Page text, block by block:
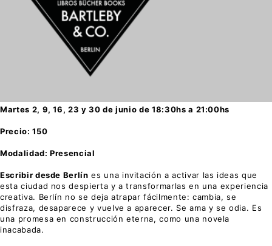
Martes 2, 9, 16, 23 y 30 de junio de 18:30hs a 21:00hs
Precio:150
Modalidad: Presencial
Escribir desde Berlín es una invitación a activar las ideas que
esta ciudad nos despierta y a transformarlas en una experiencia
creativa. Berlín no se deja atrapar fácilmente: cambia, se
disfraza, desaparece y vuelve a aparecer. Se ama y se odia. Es
una promesa en construcción eterna, como una novela
inacabada.